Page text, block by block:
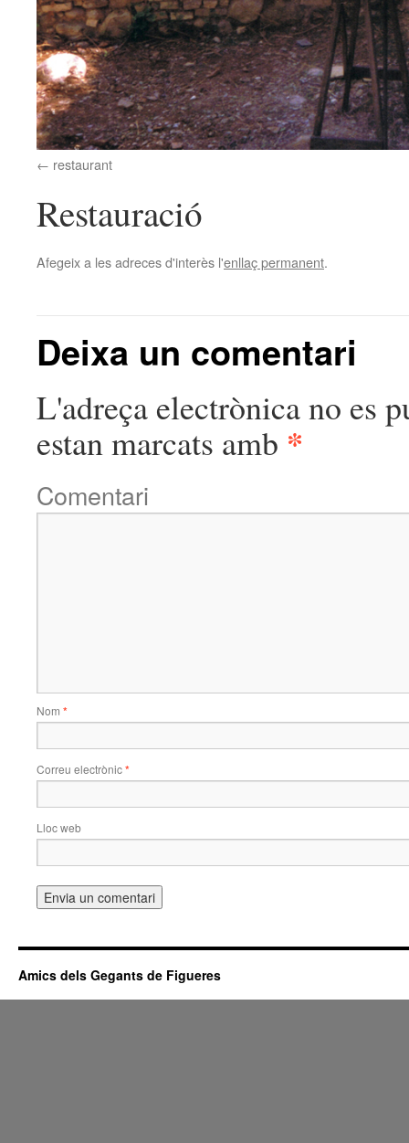
restaurant
Restauració
Afegeix a les adreces d'interès l'enllaç permanent.
Deixa un comentari
L'adreça electrònica no es
estan marcats amb *
Comentari
Nom *
Correu electrònic*
Lloc web
Amics dels Gegants de Figueres